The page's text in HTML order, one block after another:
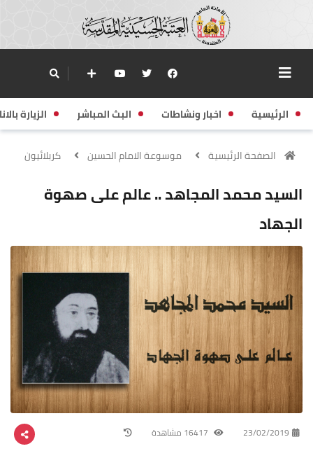
الرئيسية اخبار ونشاطات البث المباشر الزيارة
الصفحة الرئيسية موسوعة الامام الحسين كربلائيون
السيد محمد المجاهد .. عالم على صهوة
الجهاد
23/02/2019